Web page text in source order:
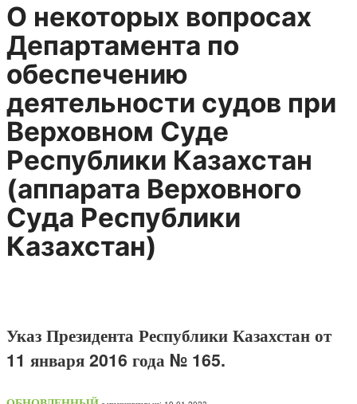
О некоторых вопросах
Департамента по
обеспечению
деятельности судов при
Верховном Суде
Республики Казахстан
(аппарата Верховного
Суда Республики
Казахстан)
Указ Президента Республики Казахстан от
11 января 2016 года № 165.